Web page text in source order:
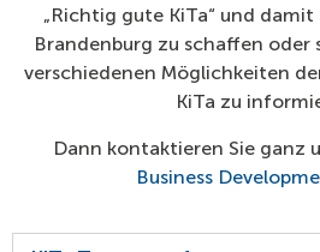
„Richtig gute KiTa“ und
Brandenburg zu schaffen oder
verschiedenen Möglichkeiten
KiTa zu
Dann kontaktieren Sie ganz
Business